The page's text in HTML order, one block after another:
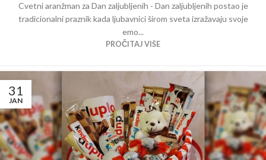
Cvetni aranžman za Dan zaljubljenih - Dan zaljubljenih postao je
tradicionalni praznik kada ljubavnici širom sveta izražavaju svoje
emo...
PROČITAJ VIŠE
31
JAN